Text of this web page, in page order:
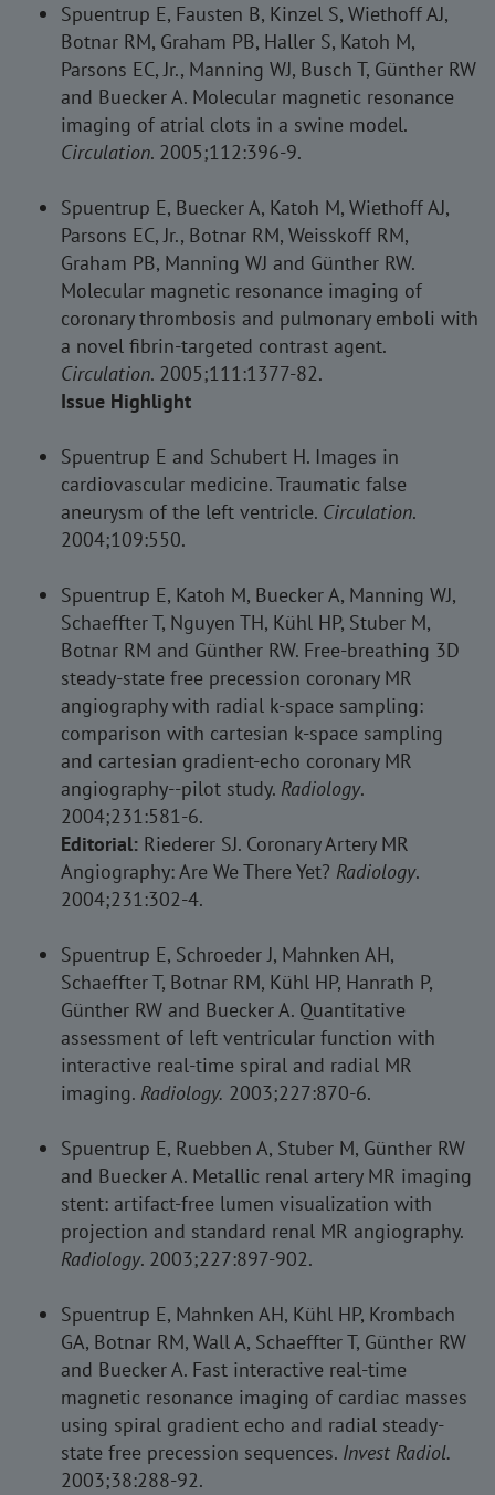
Spuentrup E, Fausten B, Kinzel S, Wiethoff AJ,
Botnar RM, Graham PB, Haller S, Katoh M,
Parsons EC, Jr., Manning WJ, Busch T, Günther RW
and Buecker A. Molecular magnetic resonance
imaging of atrial clots in a swine model.
Circulation. 2005;112:396-9.
Spuentrup E, Buecker A, Katoh M, Wiethoff AJ,
Parsons EC, Jr., Botnar RM, Weisskoff RM,
Graham PB, Manning WJ and Günther RW.
Molecular magnetic resonance imaging of
coronary thrombosis and pulmonary emboli with
a novel fibrin-targeted contrast agent.
Circulation. 2005;111:1377-82.
Issue Highlight
Spuentrup E and Schubert H. Images in
cardiovascular medicine. Traumatic false
aneurysm of the left ventricle. Circulation.
2004;109:550.
Spuentrup E, Katoh M, Buecker A, Manning WJ,
Schaeffter T, Nguyen TH, Kühl HP, Stuber M,
Botnar RM and Günther RW. Free-breathing 3D
steady-state free precession coronary MR
angiography with radial k-space sampling:
comparison with cartesian k-space sampling
and cartesian gradient-echo coronary MR
angiography--pilot study. Radiology.
2004;231:581-6.
Editorial: Riederer SJ. Coronary Artery MR
Angiography: Are We There Yet? Radiology.
2004;231:302-4.
Spuentrup E, Schroeder J, Mahnken AH,
Schaeffter T, Botnar RM, Kühl HP, Hanrath P,
Günther RW and Buecker A. Quantitative
assessment of left ventricular function with
interactive real-time spiral and radial MR
imaging. Radiology. 2003;227:870-6.
Spuentrup E, Ruebben A, Stuber M, Günther RW
and Buecker A. Metallic renal artery MR imaging
stent: artifact-free lumen visualization with
projection and standard renal MR angiography.
Radiology. 2003;227:897-902.
Spuentrup E, Mahnken AH, Kühl HP, Krombach
GA, Botnar RM, Wall A, Schaeffter T, Günther RW
and Buecker A. Fast interactive real-time
magnetic resonance imaging of cardiac masses
using spiral gradient echo and radial steady-
state free precession sequences. Invest Radiol.
2003;38:288-92.